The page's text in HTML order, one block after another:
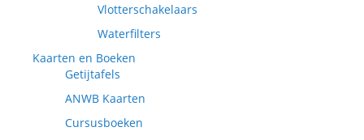
Vlotterschakelaars
Waterfilters
Kaarten en Boeken
Getijtafels
ANWB Kaarten
Cursusboeken